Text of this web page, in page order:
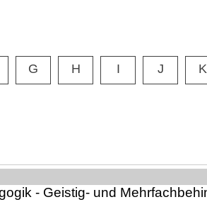
G H I J K